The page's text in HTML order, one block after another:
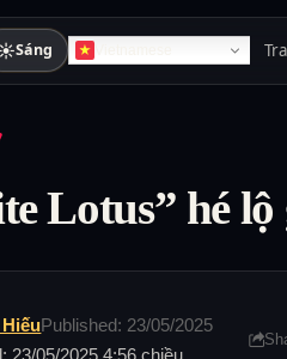
Sáng
Lotus” hé
23/05/2025 4:56 chiều
Published: 23/05/2025